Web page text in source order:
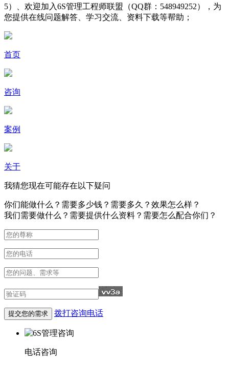
5）、欢迎加入6S管理工程师联盟（QQ群：548949252），为
您提供在线问题解答、学习交流、资料下载等帮助；
首页
咨询
案例
关于
我猜您现在可能存在以下疑问
你们能做什么？需要多少钱？需要多久？效果怎么样？
我们需要做什么？需要提供什么资料？需要怎么配合你们？
拨打咨询电话
电话咨询